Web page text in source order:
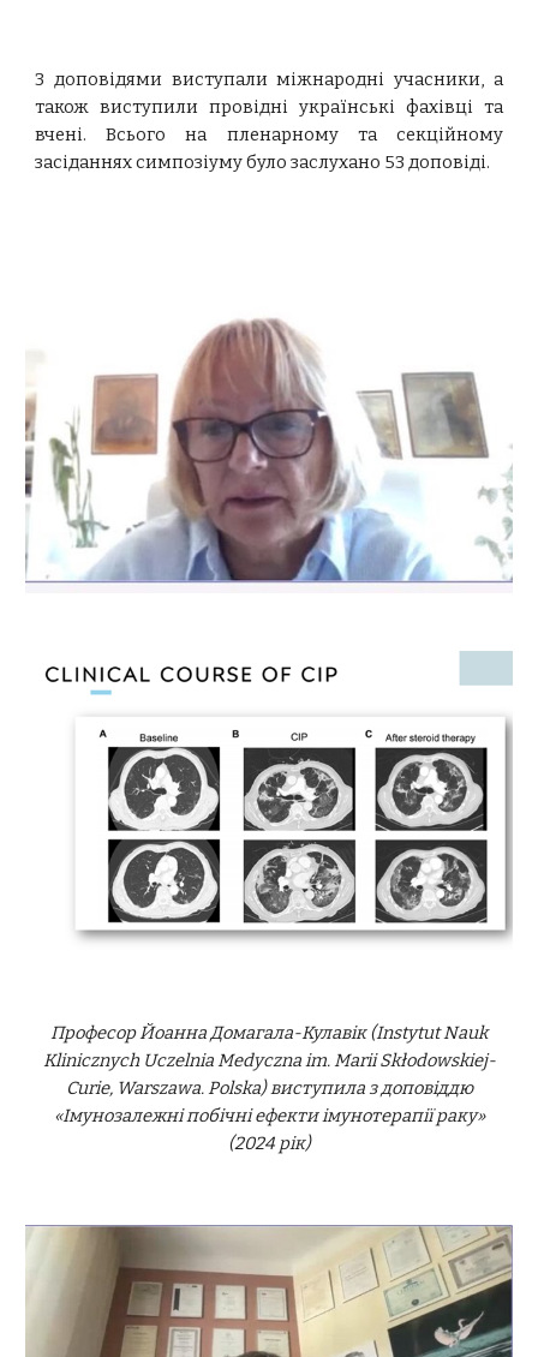
З доповідями виступали міжнародні учасники, а
також виступили провідні українські фахівці та
вчені. Всього на пленарному та секційному
засіданнях симпозіуму було заслухано 53 доповіді.
Професор Йоанна Домагала-Кулавік (Instytut Nauk
Klinicznych Uczelnia Medyczna im. Marii Skłodowskiej-
Curie, Warszawa. Polska) виступила з доповіддю
«Імунозалежні побічні ефекти імунотерапії раку»
(2024 рік)